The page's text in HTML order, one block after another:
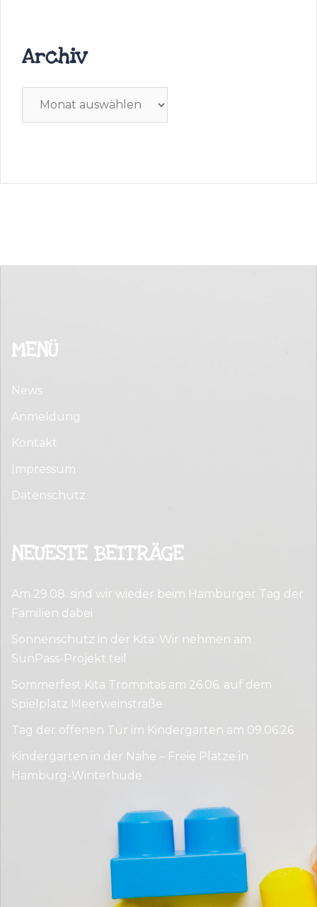
Archiv
MENÜ
News
Anmeldung
Kontakt
Impressum
Datenschutz
NEUESTE BEITRÄGE
Am 29.08. sind wir wieder beim Hamburger Tag der
Familien dabei
Sonnenschutz in der Kita: Wir nehmen am
SunPass-Projekt teil
Sommerfest Kita Trompitas am 26.06. auf dem
Spielplatz Meerweinstraße
Tag der offenen Tür im Kindergarten am 09.06.26
Kindergarten in der Nähe – Freie Plätze in
Hamburg-Winterhude